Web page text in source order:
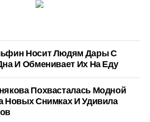
Носит Людям Дары С
И Обменивает Их На Еду
Похвасталась Модной
Новых Снимках И Удивила